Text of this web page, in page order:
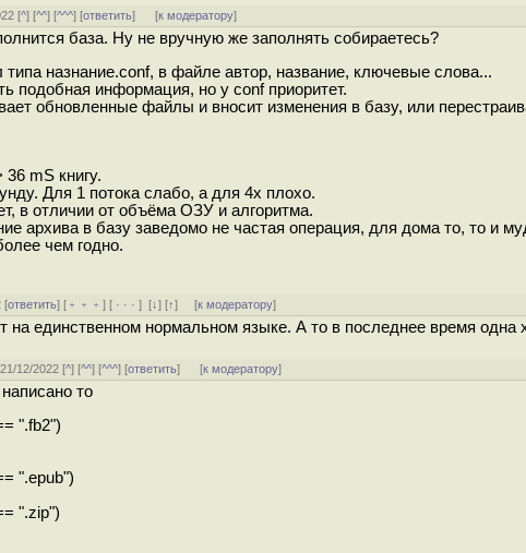
[^] [^^] [^^^] [ответить] [к модератору]
база. Ну не вручную же заполнять собираетесь?
типа назнание.conf, в файле автор, название, ключевые слова...
подобная информация, но у conf приоритет.
обновленные файлы и вносит изменения в базу, или
36 mS книгу.
Для 1 потока слабо, а для 4х плохо.
в отличии от объёма ОЗУ и алгоритма.
архива в базу заведомо не частая операция, для дома то, то и
чем годно.
[ответить] [ ﹢﹢﹢] [ · · ·][↓] [↑] [к модератору]
на единственном нормальном языке. А то в последнее время одна
12/2022 [^] [^^] [^^^] [ответить] [к модератору]
то
".fb2")
".epub")
".zip")